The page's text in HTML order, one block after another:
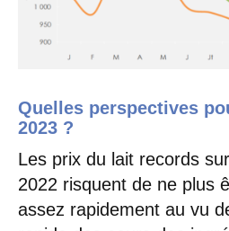
Quelles perspectives
2023 ?
Les prix du lait records
2022 risquent de ne plus
assez rapidement au vu